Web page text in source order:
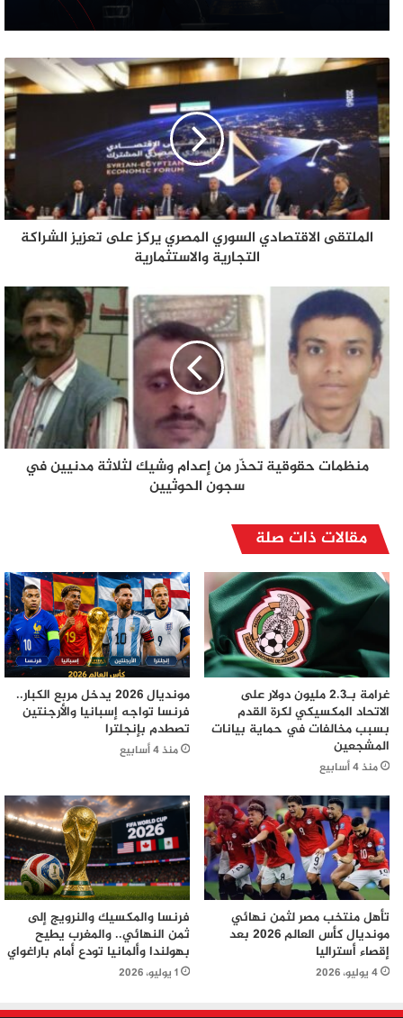
الملتقى الاقتصادي السوري المصري يركز على تعزيز الشراكة
التجارية والاستثمارية
منظمات حقوقية تحذّر من إعدام وشيك لثلاثة مدنيين في
سجون الحوثيين
مقالات ذات صلة
غرامة بـ2.3 مليون دولار على
الاتحاد المكسيكي لكرة القدم
بسبب مخالفات في حماية بيانات
المشجعين
منذ 4 أسابيع
مونديال 2026 يدخل مربع الكبار..
فرنسا تواجه إسبانيا والأرجنتين
تصطدم بإنجلترا
منذ 4 أسابيع
تأهل منتخب مصر لثمن نهائي
مونديال كأس العالم 2026 بعد
إقصاء أستراليا
4 يوليو، 2026
فرنسا والمكسيك والنرويج إلى
ثمن النهائي.. والمغرب يطيح
بهولندا وألمانيا تودع أمام باراغواي
1 يوليو، 2026